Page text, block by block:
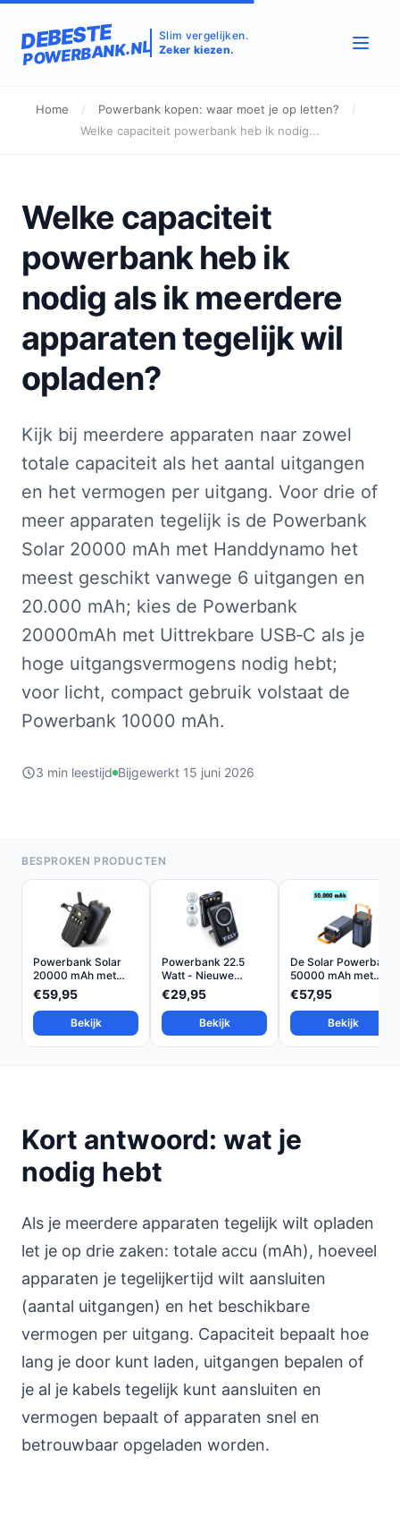
DEBESTE
POWERBANK.NL
Slim vergelijken.
Zeker kiezen.
Home / Powerbank kopen: waar moet je op letten?
/
Welke capaciteit powerbank heb ik nodig...
Welke capaciteit
powerbank heb ik
nodig als ik meerdere
apparaten tegelijk wil
opladen?
Kijk bij meerdere apparaten naar zowel
totale capaciteit als het aantal uitgangen
en het vermogen per uitgang. Voor drie of
meer apparaten tegelijk is de Powerbank
Solar 20000 mAh met Handdynamo het
meest geschikt vanwege 6 uitgangen en
20.000 mAh; kies de Powerbank
20000mAh met Uittrekbare USB‑C als je
hoge uitgangsvermogens nodig hebt;
voor licht, compact gebruik volstaat de
Powerbank 10000 mAh.
3 min leestijd Bijgewerkt 15 juni 2026
BESPROKEN PRODUCTEN
Powerbank Solar
20000 mAh met
Handdyna...
€59,95
Bekijk
Powerbank 22.5
Watt - Nieuwe
Generatie...
€29,95
Bekijk
De Solar Powerbank
50000 mAh met
Zonne...
€57,95
Bekijk
Kort antwoord: wat je
nodig hebt
Als je meerdere apparaten tegelijk wilt opladen
let je op drie zaken: totale accu (mAh), hoeveel
apparaten je tegelijkertijd wilt aansluiten
(aantal uitgangen) en het beschikbare
vermogen per uitgang. Capaciteit bepaalt hoe
lang je door kunt laden, uitgangen bepalen of
je al je kabels tegelijk kunt aansluiten en
vermogen bepaalt of apparaten snel en
betrouwbaar opgeladen worden.